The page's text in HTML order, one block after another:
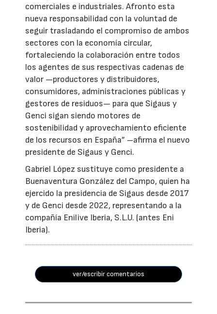
comerciales e industriales. Afronto esta
nueva responsabilidad con la voluntad de
seguir trasladando el compromiso de ambos
sectores con la economía circular,
fortaleciendo la colaboración entre todos
los agentes de sus respectivas cadenas de
valor —productores y distribuidores,
consumidores, administraciones públicas y
gestores de residuos— para que Sigaus y
Genci sigan siendo motores de
sostenibilidad y aprovechamiento eficiente
de los recursos en España” –afirma el nuevo
presidente de Sigaus y Genci.
Gabriel López sustituye como presidente a
Buenaventura González del Campo, quien ha
ejercido la presidencia de Sigaus desde 2017
y de Genci desde 2022, representando a la
compañía Enilive Iberia, S.L.U. (antes Eni
Iberia).
ver/escribir comentarios